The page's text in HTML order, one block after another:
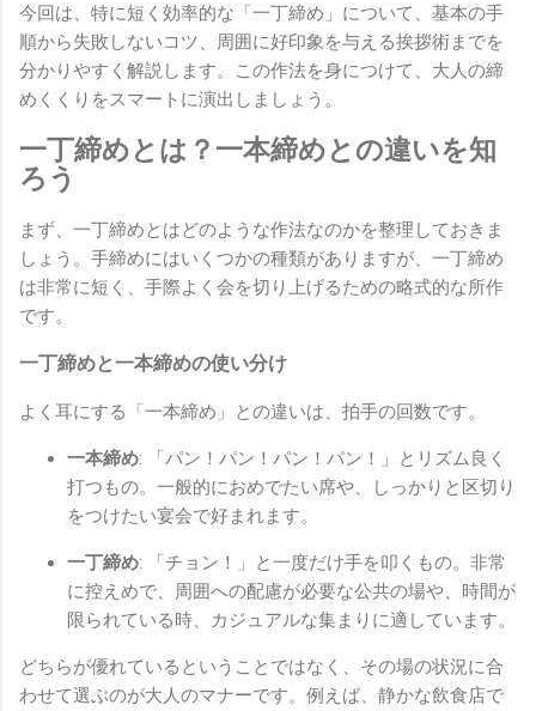
今回は、特に短く効率的な「一丁締め」について、基本の手
順から失敗しないコツ、周囲に好印象を与える挨拶術までを
分かりやすく解説します。この作法を身につけて、大人の締
めくくりをスマートに演出しましょう。
一丁締めとは？一本締めとの違いを知
ろう
まず、一丁締めとはどのような作法なのかを整理しておきま
しょう。手締めにはいくつかの種類がありますが、一丁締め
は非常に短く、手際よく会を切り上げるための略式的な所作
です。
一丁締めと一本締めの使い分け
よく耳にする「一本締め」との違いは、拍手の回数です。
一本締め: 「パン！パン！パン！パン！」とリズム良く
打つもの。一般的におめでたい席や、しっかりと区切り
をつけたい宴会で好まれます。
一丁締め: 「チョン！」と一度だけ手を叩くもの。非常
に控えめで、周囲への配慮が必要な公共の場や、時間が
限られている時、カジュアルな集まりに適しています。
どちらが優れているということではなく、その場の状況に合
わせて選ぶのが大人のマナーです。例えば、静かな飲食店で